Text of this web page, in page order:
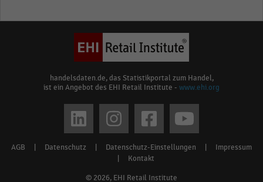
handelsdaten.de, das Statistikportal zum Handel,
ist ein Angebot des EHI Retail Institute - www.ehi.org
© 2026, EHI Retail Institute
Footer
AGB Datenschutz Datenschutz-Einstellungen
Impressum
Kontakt